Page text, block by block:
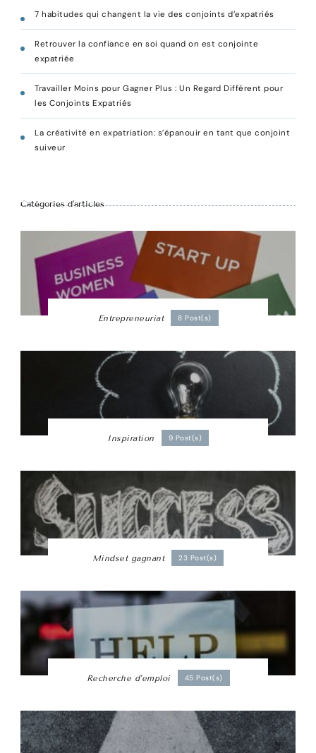
7 habitudes qui changent la vie des conjoints d’expatriés
Retrouver la confiance en soi quand on est conjointe
expatriée
Travailler Moins pour Gagner Plus : Un Regard Différent pour
les Conjoints Expatriés
La créativité en expatriation: s’épanouir en tant que conjoint
suiveur
Catégories d’articles
Entrepreneuriat 8 Post(s)
Inspiration 9 Post(s)
Mindset gagnant 23 Post(s)
Recherche d'emploi 45 Post(s)